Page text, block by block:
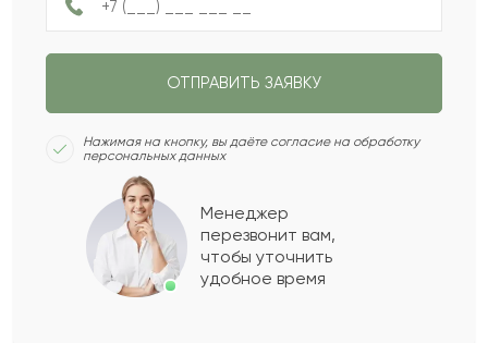
О Ораз
Урсула
Показать еще
ОТПРАВИТЬ ЗАЯВКУ
Нажимая на кнопку, вы даёте согласие на обработку
персональных данных
Менеджер
перезвонит вам,
чтобы уточнить
удобное время